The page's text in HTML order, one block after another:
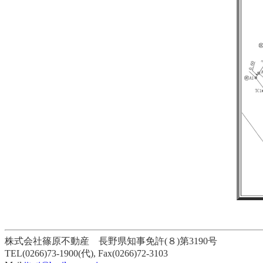
株式会社篠原不動産 長野県知事免許(８)第3190号
TEL(0266)73-1900(代), Fax(0266)72-3103